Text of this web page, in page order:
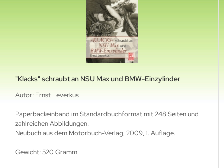
"Klacks" schraubt an NSU Max und BMW-Einzylinder
Autor: Ernst Leverkus
Paperbackeinband im Standardbuchformat mit 248 Seiten und
zahlreichen Abbildungen.
Neubuch aus dem Motorbuch-Verlag, 2009, 1. Auflage.
Gewicht: 520 Gramm